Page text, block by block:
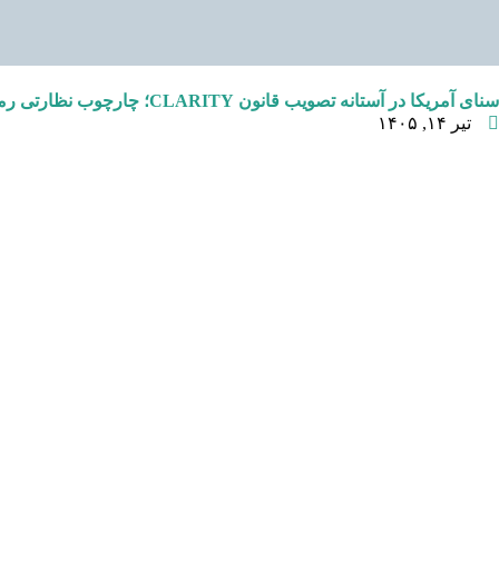
سنای آمریکا در آستانه تصویب قانون CLARITY؛ چارچوب نظارتی رمزارزها تا ۱۳ جولای نهایی می‌شود
تیر ۱۴, ۱۴۰۵